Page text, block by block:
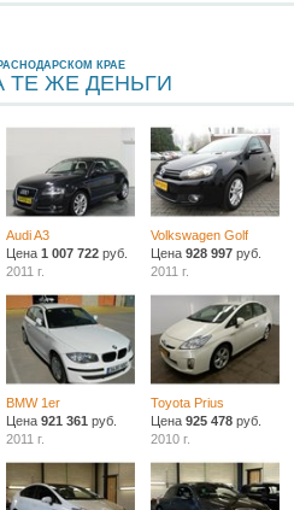
КРАЕ
ТЕ ЖЕ ДЕНЬГИ
Audi A3
Цена1 007 722 руб.
2011 г.
Volkswagen Golf
Цена928 997 руб.
2011 г.
BMW 1er
Цена921 361 руб.
2011 г.
Toyota Prius
Цена925 478 руб.
2010 г.